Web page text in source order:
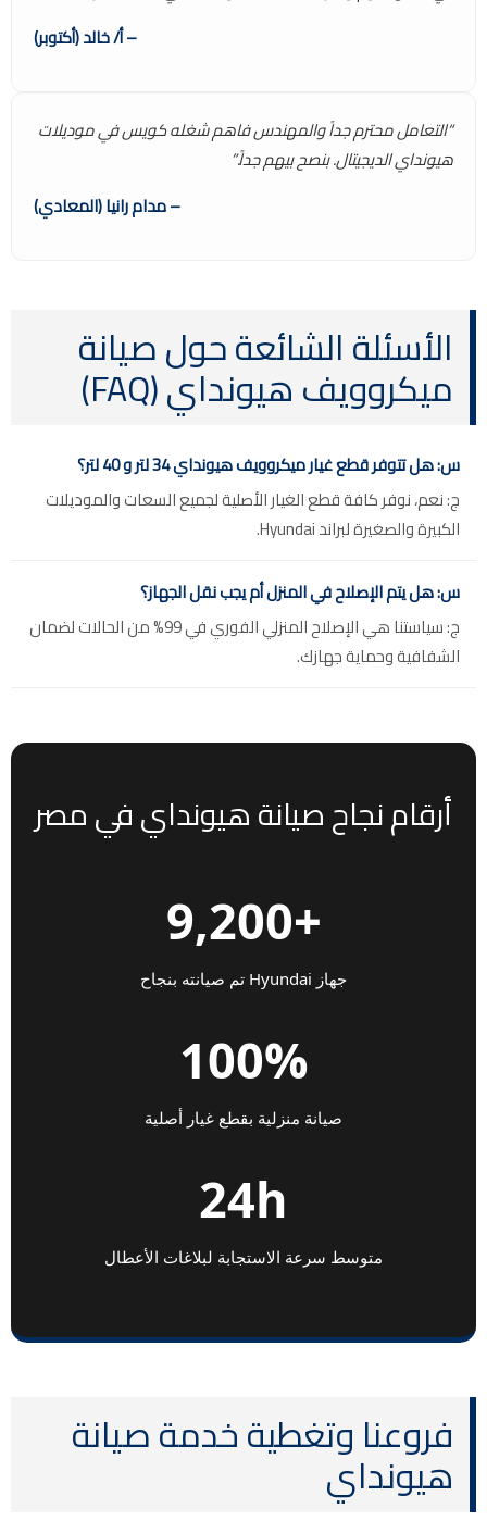
– أ/ خالد (أكتوبر)
“التعامل محترم جداً والمهندس فاهم شغله كويس في موديلات
هيونداي الديجيتال. بنصح بيهم جداً.”
– مدام رانيا (المعادي)
الأسئلة الشائعة حول صيانة
ميكروويف هيونداي (FAQ)
س: هل تتوفر قطع غيار ميكروويف هيونداي 34 لتر و 40 لتر؟
ج: نعم، نوفر كافة قطع الغيار الأصلية لجميع السعات والموديلات
الكبيرة والصغيرة لبراند Hyundai.
س: هل يتم الإصلاح في المنزل أم يجب نقل الجهاز؟
ج: سياستنا هي الإصلاح المنزلي الفوري في 99% من الحالات لضمان
الشفافية وحماية جهازك.
أرقام نجاح صيانة هيونداي في مصر
+9,200
جهاز Hyundai تم صيانته بنجاح
100%
صيانة منزلية بقطع غيار أصلية
24h
متوسط سرعة الاستجابة لبلاغات الأعطال
فروعنا وتغطية خدمة صيانة
هيونداي